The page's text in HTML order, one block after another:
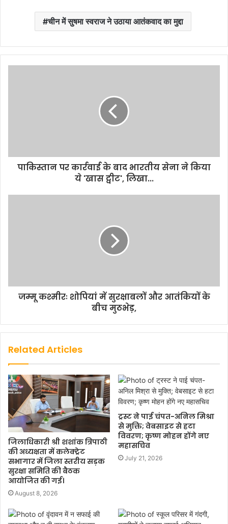
चीन में सुषमा स्वराज ने उठाया आतंकवाद का मुद्दा
पाकिस्तान पर कार्रवाई के बाद भारतीय सेना ने किया
ये 'खास ट्वीट', लिखा...
जम्मू कश्मीरः शोपियां में सुरक्षाबलों और आतंकियों के
बीच मुठभेड़,
Related Articles
जिलाधिकारी श्री शशांक त्रिपाठी
की अध्यक्षता में कलेक्ट्रेट
सभागार में जिला स्तरीय सड़क
सुरक्षा समिति की बैठक
आयोजित की गई।
August 8, 2026
ट्रस्ट ने पाई चंपत-अनिल मिश्रा
से मुक्ति; वेबसाइट से हटा
विवरण; कृष्ण मोहन होंगे नए
महासचिव
July 21, 2026